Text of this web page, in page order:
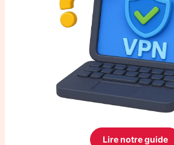
Lire notre guide